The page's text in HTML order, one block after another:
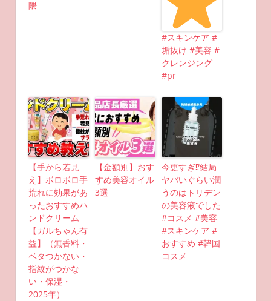
隈
#スキンケア #
垢抜け #美容 #
クレンジング
#pr
【手から若見
え】ボロボロ手
荒れに効果があ
ったおすすめハ
ンドクリーム
【ガルちゃん有
益】（無香料・
ベタつかない・
指紋がつかな
い・保湿・
2025年）
【金額別】おす
すめ美容オイル
3選
今更すぎ⁉︎結局
ヤバいぐらい潤
うのはトリデン
の美容液でした
#コスメ #美容
#スキンケア #
おすすめ #韓国
コスメ